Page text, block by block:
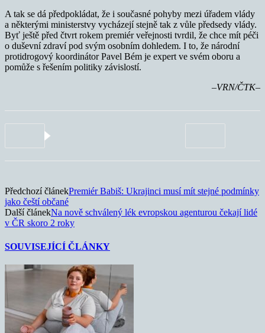
A tak se dá předpokládat, že i současné pohyby mezi úřadem vlády
a některými ministerstvy vycházejí stejně tak z vůle předsedy vlády.
Byť ještě před čtvrt rokem premiér veřejnosti tvrdil, že chce mít péči
o duševní zdraví pod svým osobním dohledem. I to, že národní
protidrogový koordinátor Pavel Bém je expert ve svém oboru a
pomůže s řešením politiky závislostí.
–VRN/ČTK–
Předchozí článekPremiér Babiš: Ukrajinci musí mít stejné podmínky
jako čeští občané
Další článekNa nově schválený lék evropskou agenturou čekají lidé
v ČR skoro 2 roky
SOUVISEJÍCÍ ČLÁNKY